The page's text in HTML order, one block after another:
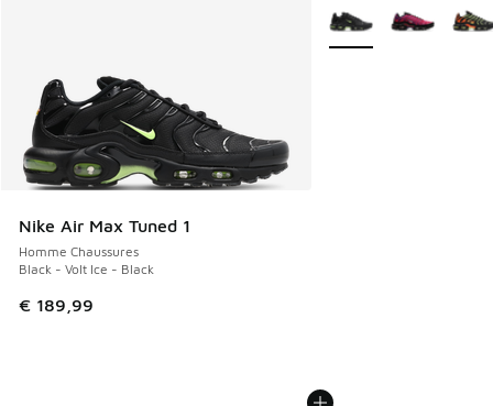
Nike Air Max Tuned 1
Homme Chaussures
Black - Volt Ice - Black
€ 189,99
Plus de couleurs